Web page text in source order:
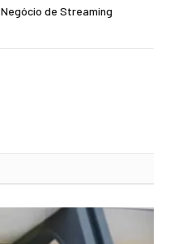
Negócio de Streaming